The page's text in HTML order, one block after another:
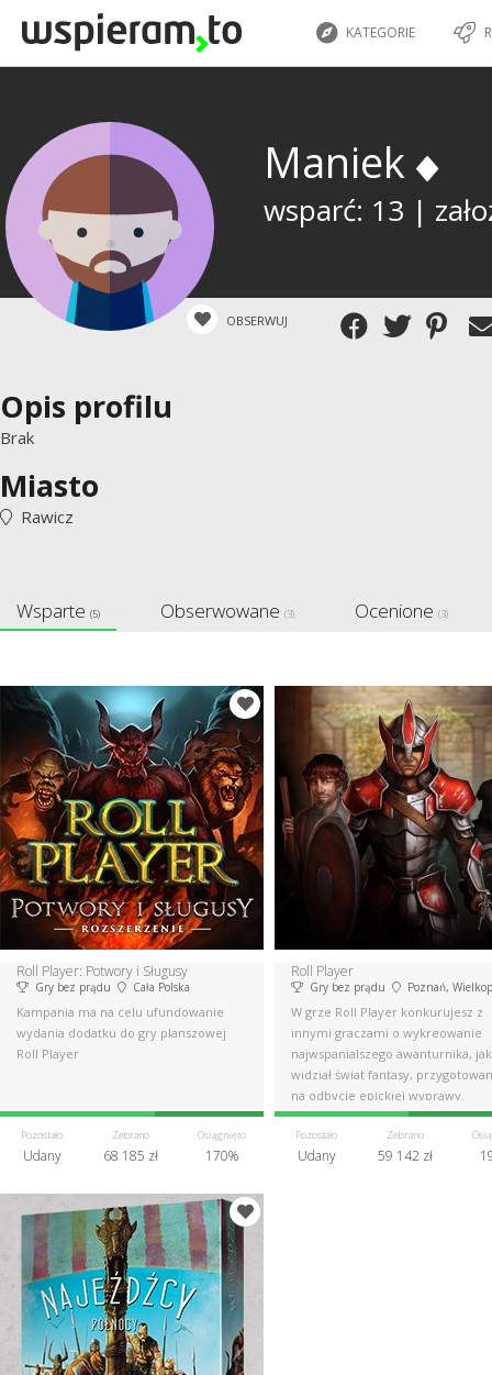
KATEGORIE
Maniek
wsparć: 13 |
OBSERWUJ
Opis profilu
Brak
Miasto
Rawicz
Wsparte (5) Obserwowane (3) Ocenione (3)
Roll Player: Potwory i Sługusy
Gry bez prądu Cała Polska
Kampania ma na celu ufundowanie
wydania dodatku do gry planszowej
Roll Player
Pozostało
Udany
Zebrano
68 185 zł
Osiągnięto
170%
Roll Player
Gry bez prądu Poznań,
W grze Roll Player konkurujesz z
innymi graczami o wykreowanie
najwspanialszego awanturnika,
widział świat fantasy,
na odbycie epickiej wyprawy.
Pozostało
Udany
Zebrano
59 142 zł